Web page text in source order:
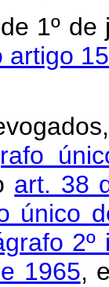
1º
artigo
art. 38
único
1965,